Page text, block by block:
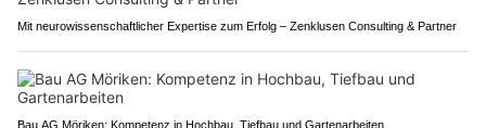
Mit neurowissenschaftlicher Expertise zum Erfolg – Zenklusen Consulting & Partner
Bau AG Möriken: Kompetenz in Hochbau, Tiefbau und Gartenarbeiten